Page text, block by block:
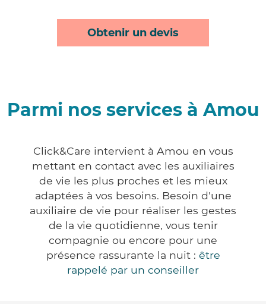
Obtenir un devis
Parmi nos services à Amou
Click&Care intervient à Amou en vous
mettant en contact avec les auxiliaires
de vie les plus proches et les mieux
adaptées à vos besoins. Besoin d'une
auxiliaire de vie pour réaliser les gestes
de la vie quotidienne, vous tenir
compagnie ou encore pour une
présence rassurante la nuit : être
rappelé par un conseiller